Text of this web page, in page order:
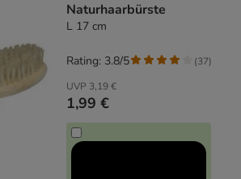
Naturhaarbürste
L 17 cm
UVP 3,19 €
1,99 €
Rating: 3.8/5 (37)